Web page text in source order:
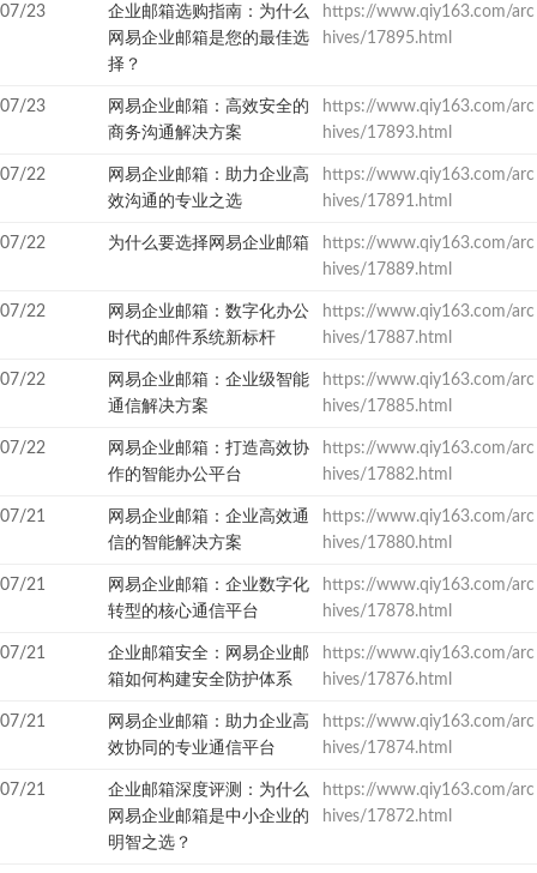
07/23
企业邮箱选购指南：为什么
网易企业邮箱是您的最佳选
择？
https://www.qiy163.com/arc
hives/17895.html
07/23
网易企业邮箱：高效安全的
商务沟通解决方案
https://www.qiy163.com/arc
hives/17893.html
07/22
网易企业邮箱：助力企业高
效沟通的专业之选
https://www.qiy163.com/arc
hives/17891.html
07/22 为什么要选择网易企业邮箱
https://www.qiy163.com/arc
hives/17889.html
07/22
网易企业邮箱：数字化办公
时代的邮件系统新标杆
https://www.qiy163.com/arc
hives/17887.html
07/22
网易企业邮箱：企业级智能
通信解决方案
https://www.qiy163.com/arc
hives/17885.html
07/22
网易企业邮箱：打造高效协
作的智能办公平台
https://www.qiy163.com/arc
hives/17882.html
07/21
网易企业邮箱：企业高效通
信的智能解决方案
https://www.qiy163.com/arc
hives/17880.html
07/21
网易企业邮箱：企业数字化
转型的核心通信平台
https://www.qiy163.com/arc
hives/17878.html
07/21
企业邮箱安全：网易企业邮
箱如何构建安全防护体系
https://www.qiy163.com/arc
hives/17876.html
07/21
网易企业邮箱：助力企业高
效协同的专业通信平台
https://www.qiy163.com/arc
hives/17874.html
07/21
企业邮箱深度评测：为什么
网易企业邮箱是中小企业的
明智之选？
https://www.qiy163.com/arc
hives/17872.html